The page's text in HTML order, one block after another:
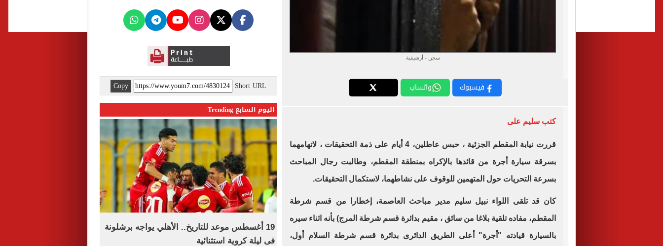
سجن - أرشيفية
فيسبوك واتساب
كتب سليم على
قررت نيابة المقطم الجزئية ، حبس عاطلين، 4 أيام على ذمة التحقيقات ، لاتهامهما
بسرقة سيارة أجرة من قائدها بالإكراه بمنطقة المقطم، وطالبت رجال المباحث
بسرعة التحريات حول المتهمين للوقوف على نشاطهما، لاستكمال التحقيقات.
كان قد تلقى اللواء نبيل سليم مدير مباحث العاصمة، إخطارا من قسم شرطة
المقطم، مفاده تلقية بلاغا من سائق ، مقيم بدائرة قسم شرطة المرج) بأنه اثناء سيره
بالسيارة قيادته "أجرة" أعلى الطريق الدائرى بدائرة قسم شرطة السلام أول،
Short URL
Copy
اليوم السابع Trending
19 أغسطس موعد للتاريخ.. الأهلي يواجه برشلونة
فى ليلة كروية استثنائية